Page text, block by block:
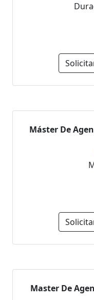
Máster De
Master De